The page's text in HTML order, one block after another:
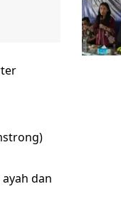
dan